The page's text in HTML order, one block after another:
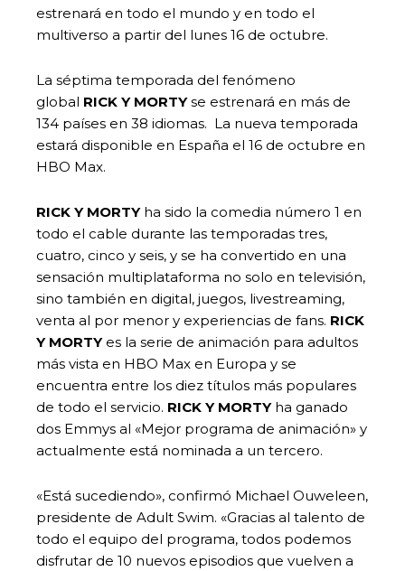
estrenará en todo el mundo y en todo el
multiverso a partir del lunes 16 de octubre.
La séptima temporada del fenómeno
global RICK Y MORTYse estrenará en más de
134 países en 38 idiomas. La nueva temporada
estará disponible en España el 16 de octubre en
HBO Max.
RICK Y MORTYha sido la comedia número 1 en
todo el cable durante las temporadas tres,
cuatro, cinco y seis, y se ha convertido en una
sensación multiplataforma no solo en televisión,
sino también en digital, juegos, livestreaming,
venta al por menor y experiencias de fans. RICK
Y MORTYes la serie de animación para adultos
más vista en HBO Max en Europa y se
encuentra entre los diez títulos más populares
de todo el servicio. RICK Y MORTYha ganado
dos Emmys al «Mejor programa de animación» y
actualmente está nominada a un tercero.
«Está sucediendo», confirmó Michael Ouweleen,
presidente de Adult Swim. «Gracias al talento de
todo el equipo del programa, todos podemos
disfrutar de 10 nuevos episodios que vuelven a